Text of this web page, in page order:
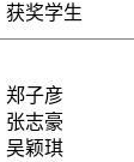
获奖学生
郑子彦
张志豪
吴颖琪